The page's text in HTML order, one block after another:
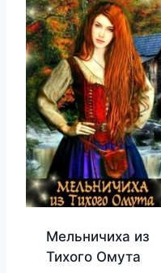
Мельничиха из
Тихого Омута